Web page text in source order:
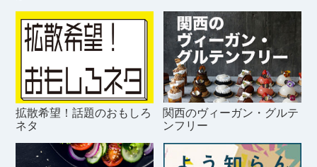
拡散希望！話題のおもしろ
ネタ
関西のヴィーガン・グルテ
ンフリー